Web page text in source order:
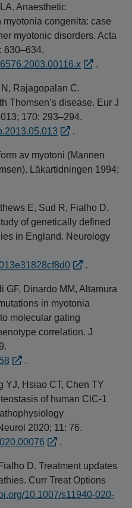
Anaesthetic
congenita: case
myotonic disorders. Acta
630–634.
.
Rajagopalan C.
Thomsen’s disease. Eur J
170: 293–294.
.
av myotoni (Mannen
Läkartidningen 1994;
E, Sud R, Fialho D,
of genetically defined
in England. Neurology
.
GF, Dinardo MM, Altamura
in myotonia
molecular gating
correlation. J
.
YJ, Hsiao CT, Chen TY
of human ClC-1
2020; 11: 76.
.
D. Treatment updates
Curr Treat Options
10.1007/s11940-020-